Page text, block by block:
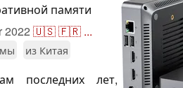
памяти
2022 🇺🇸🇫🇷 ...
из Китая
последних лет,